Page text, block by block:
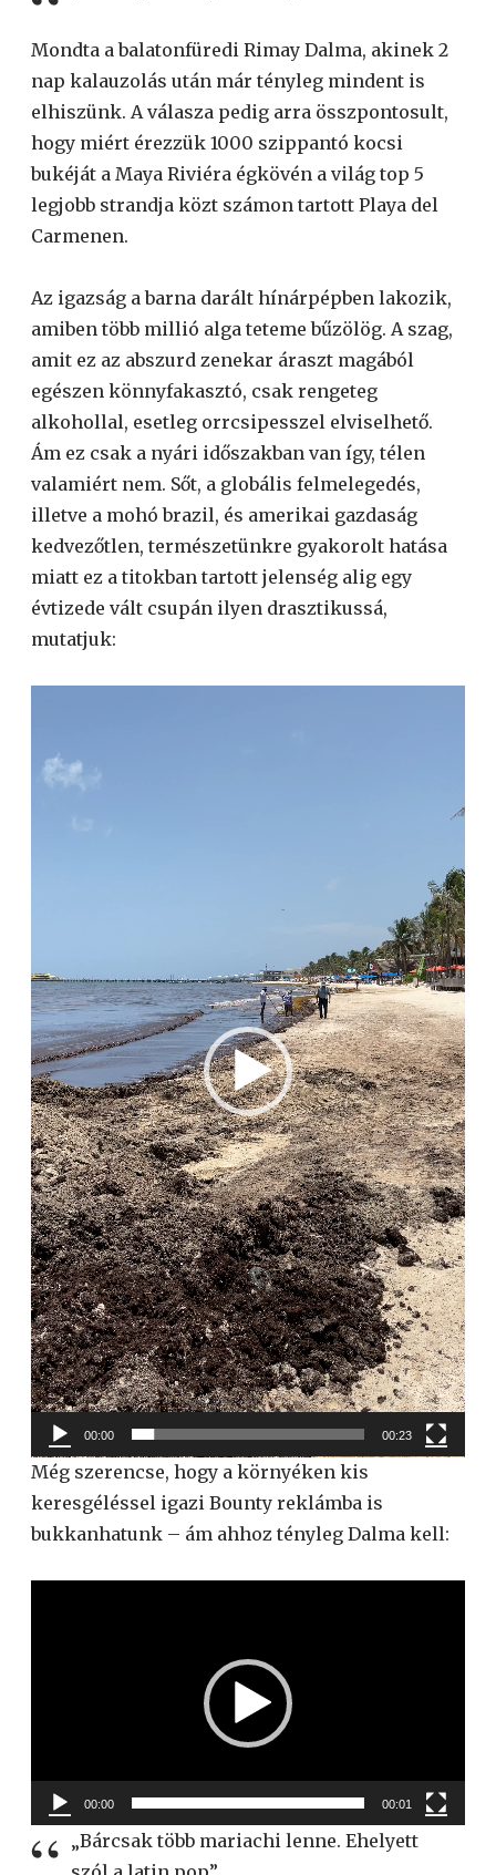
Mondta a balatonfüredi Rimay Dalma, akinek 2
nap kalauzolás után már tényleg mindent is
elhiszünk. A válasza pedig arra összpontosult,
hogy miért érezzük 1000 szippantó kocsi
bukéját a Maya Riviéra égkövén a világ top 5
legjobb strandja közt számon tartott Playa del
Carmenen.
Az igazság a barna darált hínárpépben lakozik,
amiben több millió alga teteme bűzölög. A szag,
amit ez az abszurd zenekar áraszt magából
egészen könnyfakasztó, csak rengeteg
alkohollal, esetleg orrcsipesszel elviselhető.
Ám ez csak a nyári időszakban van így, télen
valamiért nem. Sőt, a globális felmelegedés,
illetve a mohó brazil, és amerikai gazdaság
kedvezőtlen, természetünkre gyakorolt hatása
miatt ez a titokban tartott jelenség alig egy
évtizede vált csupán ilyen drasztikussá,
mutatjuk:
00:00 00:23
Még szerencse, hogy a környéken kis
keresgéléssel igazi Bounty reklámba is
bukkanhatunk – ám ahhoz tényleg Dalma kell:
00:00 00:01
„Bárcsak több mariachi lenne. Ehelyett